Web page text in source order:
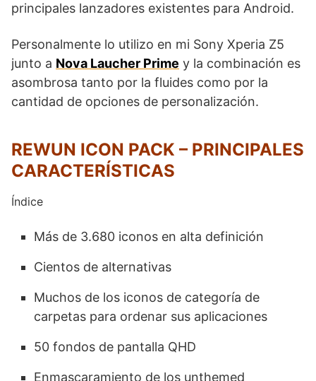
principales lanzadores existentes para Android.
Personalmente lo utilizo en mi Sony Xperia Z5
junto a Nova Laucher Prime y la combinación es
asombrosa tanto por la fluides como por la
cantidad de opciones de personalización.
REWUN ICON PACK – PRINCIPALES
CARACTERÍSTICAS
Índice
Más de 3.680 iconos en alta definición
Cientos de alternativas
Muchos de los iconos de categoría de
carpetas para ordenar sus aplicaciones
50 fondos de pantalla QHD
Enmascaramiento de los unthemed